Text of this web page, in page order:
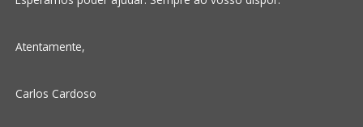
Atentamente,
Carlos Cardoso